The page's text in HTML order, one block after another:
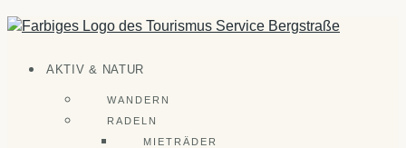
Zum
Inhalt
AKTIV & NATUR
WANDERN
RADELN
MIETRÄDER